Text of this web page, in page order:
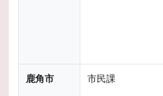
鹿角市 市民課